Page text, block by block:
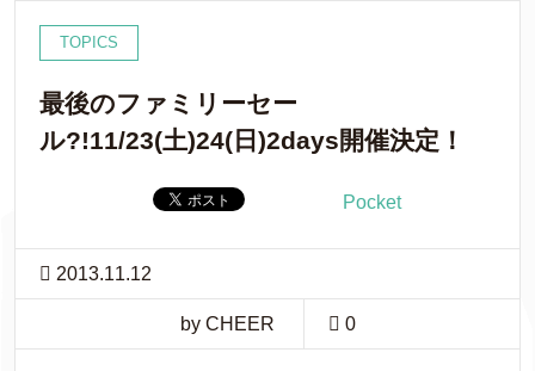
TOPICS
最後のファミリーセー
ル?!11/23(土)24(日)2days開催決定！
Pocket
2013.11.12
by CHEER 0